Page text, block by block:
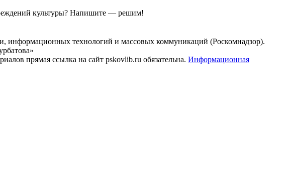
культуры? Напишите — решим!
информационных технологий и массовых коммуникаций (Роскомнадзор).
прямая ссылка на сайт pskovlib.ru обязательна. Информационная